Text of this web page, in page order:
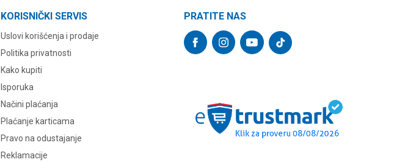
KORISNIČKI SERVIS
Uslovi korišćenja i prodaje
Politika privatnosti
Kako kupiti
Isporuka
Načini plaćanja
Plaćanje karticama
Pravo na odustajanje
Reklamacije
PRATITE NAS